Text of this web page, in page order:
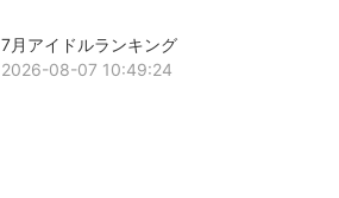
7月アイドルランキング
2026-08-07 10:49:24